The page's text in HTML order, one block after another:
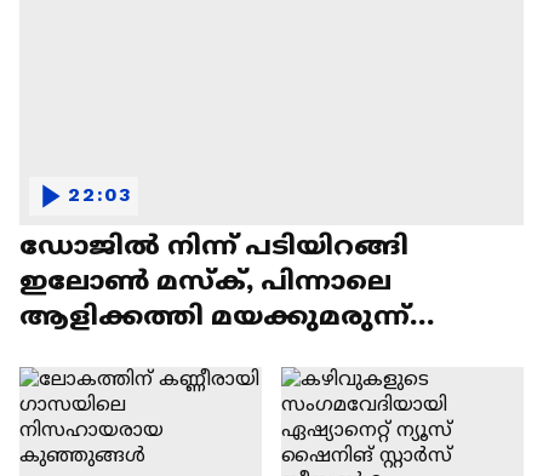
ഡോജിൽ നിന്ന് പടിയിറങ്ങി
ഇലോൺ മസ്ക്, പിന്നാലെ
ആളിക്കത്തി മയക്കുമരുന്ന്
22:03